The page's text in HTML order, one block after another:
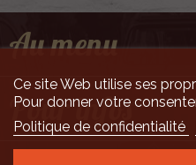
Au menu
Pour infos
Ce site Web utilise ses
Pour donner votre
Politique de confidentialité